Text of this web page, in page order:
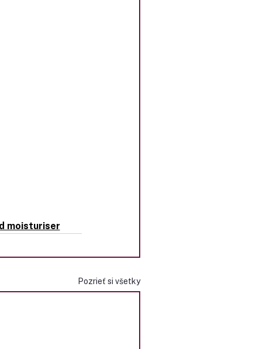
moisturiser
Pozrieť si všetky